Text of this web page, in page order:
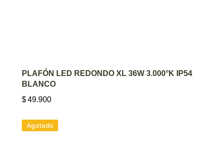
AGREGAR AL CARRITO
PLAFÓN LED REDONDO XL 36W 3.000°K IP54
BLANCO
$49.900
Agotado